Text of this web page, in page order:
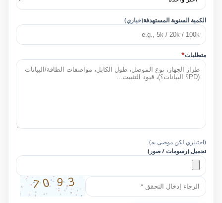
الكمية السنوية المستهدفة(خياري)
متطلبات*
(اختياري لكن موصى به)
تحميل (رسومات / صور)